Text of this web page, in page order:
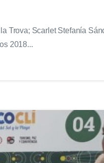
Trova; Scarlet Stefanía
2018...